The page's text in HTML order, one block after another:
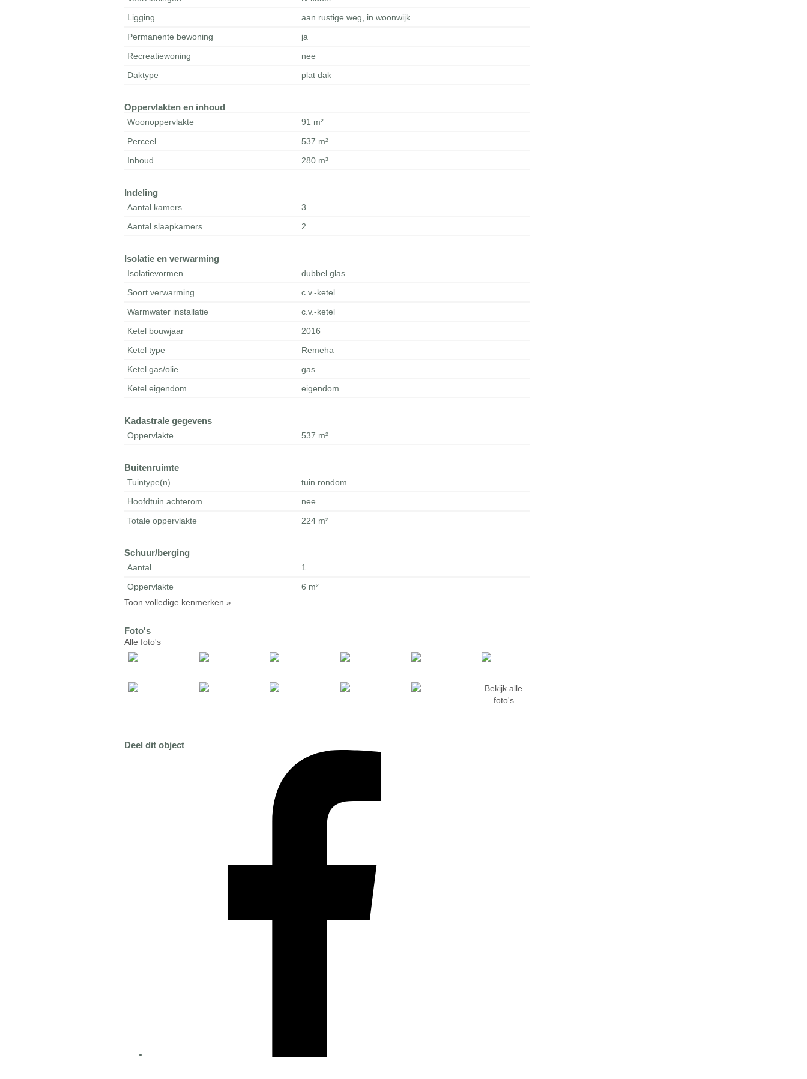
Ligging
aan rustige weg, in woonwijk
Permanente bewoning
ja
Recreatiewoning
nee
Daktype
plat dak
Oppervlakten en inhoud
Woonoppervlakte
91 m²
Perceel
537 m²
Inhoud
280 m³
Indeling
Aantal kamers
3
Aantal slaapkamers
2
Isolatie en verwarming
Isolatievormen
dubbel glas
Soort verwarming
c.v.-ketel
Warmwater installatie
c.v.-ketel
Ketel bouwjaar
2016
Ketel type
Remeha
Ketel gas/olie
gas
Ketel eigendom
eigendom
Kadastrale gegevens
Oppervlakte 537 m²
Buitenruimte
Tuintype(n)
tuin rondom
Hoofdtuin achterom
nee
Totale oppervlakte
224 m²
Schuur/berging
Aantal
1
Oppervlakte
6 m²
Toon volledige kenmerken »
Foto's
Alle foto's
Bekijkalle
foto's
Deel dit object